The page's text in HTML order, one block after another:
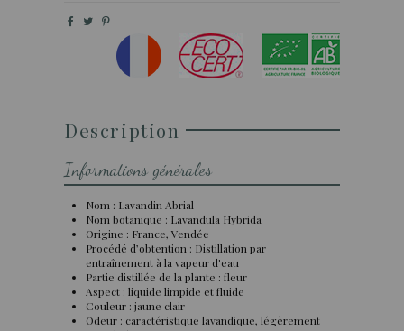
Description
Informations générales
Nom : Lavandin Abrial
Nom botanique : Lavandula Hybrida
Origine : France, Vendée
Procédé d’obtention : Distillation par
entraînement à la vapeur d'eau
Partie distillée de la plante : fleur
Aspect : liquide limpide et fluide
Couleur : jaune clair
Odeur : caractéristique lavandique, légèrement